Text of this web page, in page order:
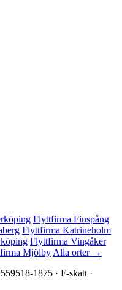
Flyttfirma Finspång
Flyttfirma Katrineholm
Flyttfirma Vingåker
Mjölby Alla orter →
1875 · F-skatt ·